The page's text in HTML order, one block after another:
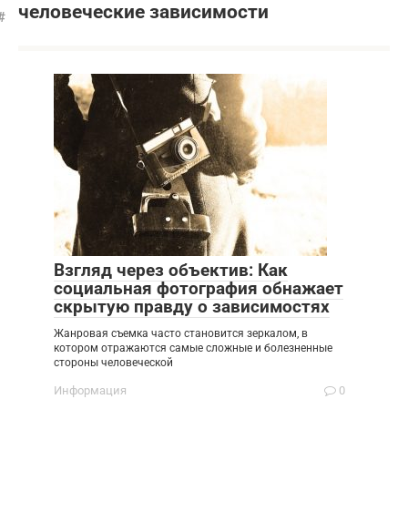
человеческие зависимости
Взгляд через объектив: Как
социальная фотография обнажает
скрытую правду о зависимостях
Жанровая съемка часто становится зеркалом, в
котором отражаются самые сложные и болезненные
стороны человеческой
Информация 0